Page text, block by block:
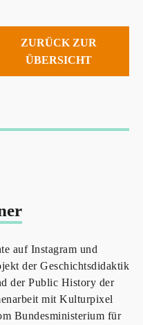
ZURÜCK ZUR
ÜBERSICHT
auf Instagram und
der Geschichtsdidaktik
der Public History der
mit Kulturpixel
Bundesministerium für